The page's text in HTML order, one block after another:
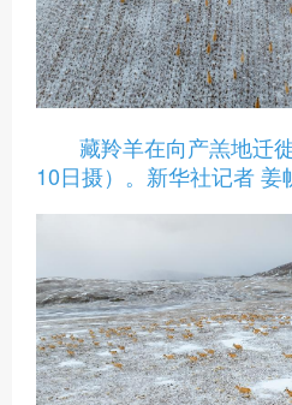
藏羚羊在向产羔地迁
10日摄）。新华社记者 姜